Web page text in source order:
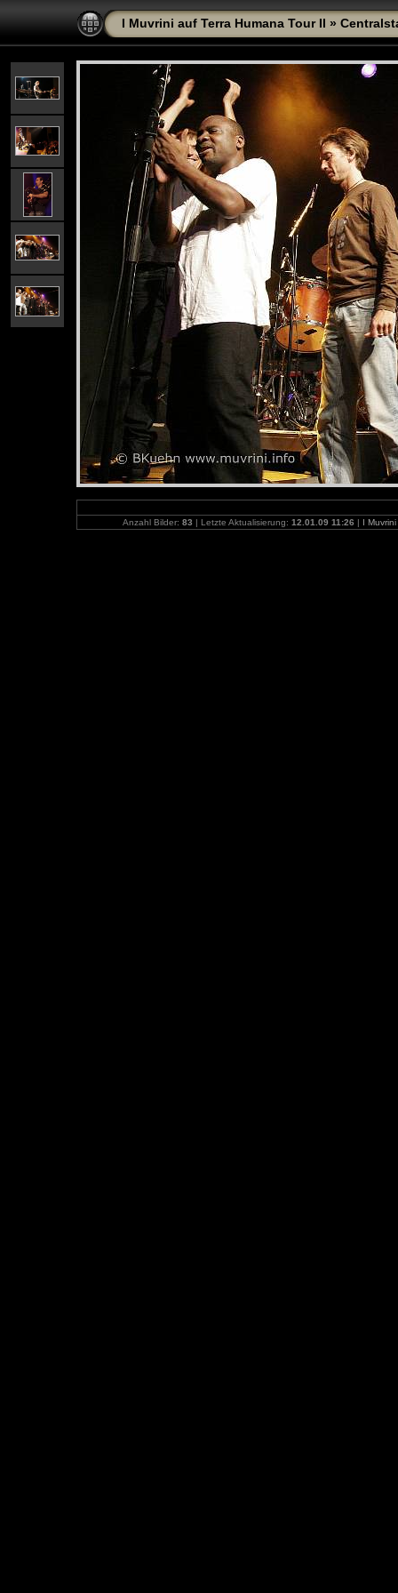
I Muvrini auf Terra Humana Tour II »
Anzahl Bilder: 83 | Letzte Aktualisierung: 12.01.09 11:26 | I